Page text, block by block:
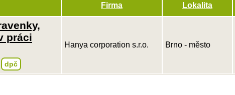
Firma Lokalita
práci
dpč
Hanya corporation s.r.o. Brno - město